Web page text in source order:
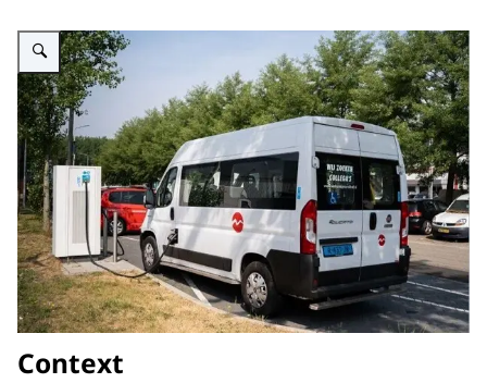
Vergroot afbeelding ATR3558 Busje
Context